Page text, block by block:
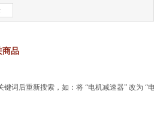
商品
词后重新搜索，如：将 “电机减速器” 改为 “